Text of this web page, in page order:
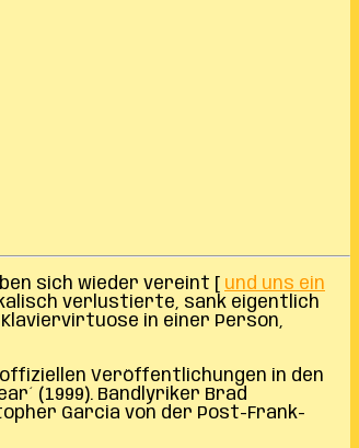
sich wieder vereint [ und uns ein
verlustierte, sank eigentlich
in einer Person,
Veröffentlichungen in den
(1999). Bandlyriker Brad
Garcia von der Post-Frank-